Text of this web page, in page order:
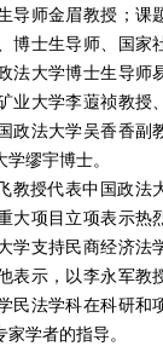
导师金眉教授；课
博士生导师、国家
法大学博士生导师
业大学李蕸祯教授
政法大学吴香香副
缪宇博士。
教授代表中国政法
大项目立项表示热
学支持民商经济法
表示，以李永军教
民法学科在科研和
学者的指导。